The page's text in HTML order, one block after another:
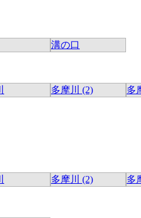
溝の口
多摩川 (2) 多
多摩川 (2) 多